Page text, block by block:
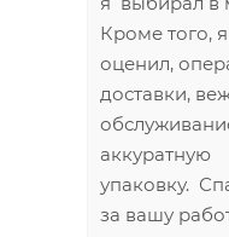
Каюкова и
очень
качеством,
таким
хочется
(лег в руку,
я выбирал в
Кроме того, я